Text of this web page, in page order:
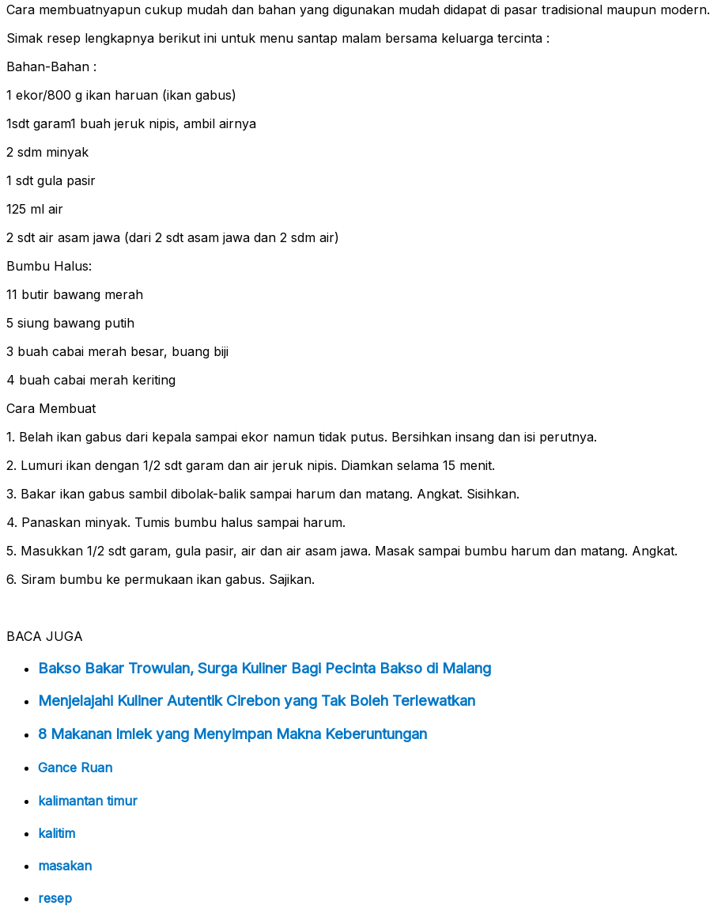
Cara membuatnyapun cukup mudah dan bahan yang digunakan mudah didapat di pasar tradisional maupun modern.
Simak resep lengkapnya berikut ini untuk menu santap malam bersama keluarga tercinta :
Bahan-Bahan :
1 ekor/800 g ikan haruan (ikan gabus)
1sdt garam1 buah jeruk nipis, ambil airnya
2 sdm minyak
1 sdt gula pasir
125 ml air
2 sdt air asam jawa (dari 2 sdt asam jawa dan 2 sdm air)
Bumbu Halus:
11 butir bawang merah
5 siung bawang putih
3 buah cabai merah besar, buang biji
4 buah cabai merah keriting
Cara Membuat
1. Belah ikan gabus dari kepala sampai ekor namun tidak putus. Bersihkan insang dan isi perutnya.
2. Lumuri ikan dengan 1/2 sdt garam dan air jeruk nipis. Diamkan selama 15 menit.
3. Bakar ikan gabus sambil dibolak-balik sampai harum dan matang. Angkat. Sisihkan.
4. Panaskan minyak. Tumis bumbu halus sampai harum.
5. Masukkan 1/2 sdt garam, gula pasir, air dan air asam jawa. Masak sampai bumbu harum dan matang. Angkat.
6. Siram bumbu ke permukaan ikan gabus. Sajikan.
BACA JUGA
Bakso Bakar Trowulan, Surga Kuliner Bagi Pecinta Bakso di Malang
Menjelajahi Kuliner Autentik Cirebon yang Tak Boleh Terlewatkan
8 Makanan Imlek yang Menyimpan Makna Keberuntungan
Gance Ruan
kalimantan timur
kalitim
masakan
resep